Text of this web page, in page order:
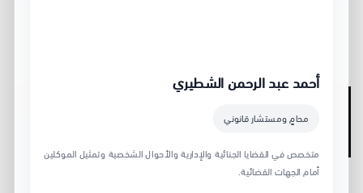
أحمد عبد الرحمن الشطيري
محامٍ ومستشار قانوني
متخصص في القضايا الجنائية والإدارية والأحوال الشخصية وتمثيل الموكلين
أمام الجهات القضائية.